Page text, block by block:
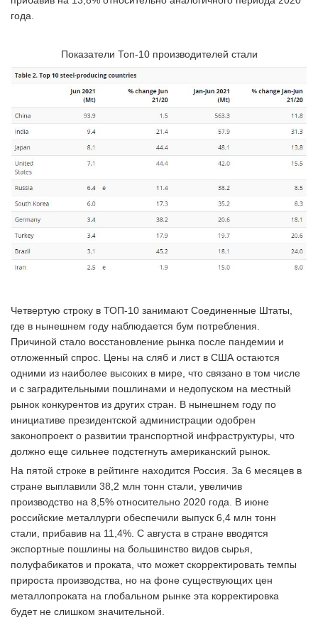
года.
Показатели Топ-10 производителей стали
Четвертую строку в ТОП-10 занимают Соединенные Штаты,
где в нынешнем году наблюдается бум потребления.
Причиной стало восстановление рынка после пандемии и
отложенный спрос. Цены на сляб и лист в США остаются
одними из наиболее высоких в мире, что связано в том числе
и с заградительными пошлинами и недопуском на местный
рынок конкурентов из других стран. В нынешнем году по
инициативе президентской администрации одобрен
законопроект о развитии транспортной инфраструктуры, что
должно еще сильнее подстегнуть американский рынок.
На пятой строке в рейтинге находится Россия. За 6 месяцев в
стране выплавили 38,2 млн тонн стали, увеличив
производство на 8,5% относительно 2020 года. В июне
российские металлурги обеспечили выпуск 6,4 млн тонн
стали, прибавив на 11,4%. С августа в стране вводятся
экспортные пошлины на большинство видов сырья,
полуфабикатов и проката, что может скорректировать темпы
прироста производства, но на фоне существующих цен
металлопроката на глобальном рынке эта корректировка
будет не слишком значительной.